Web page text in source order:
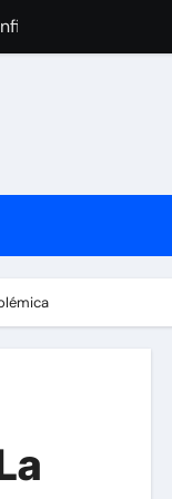
el día que
junto a
y su actual marido